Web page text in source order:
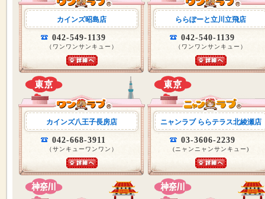
カインズ昭島店
042-549-1139
（ワンワンサンキュー）
ららぽーと立川立飛店
042-540-1139
（ワンワンサンキュー）
カインズ八王子長房店
042-668-3911
（サンキューワンワン）
ニャンラブ ららテラス北綾瀬店
03-3606-2239
(ニャンニャンサンキュー)